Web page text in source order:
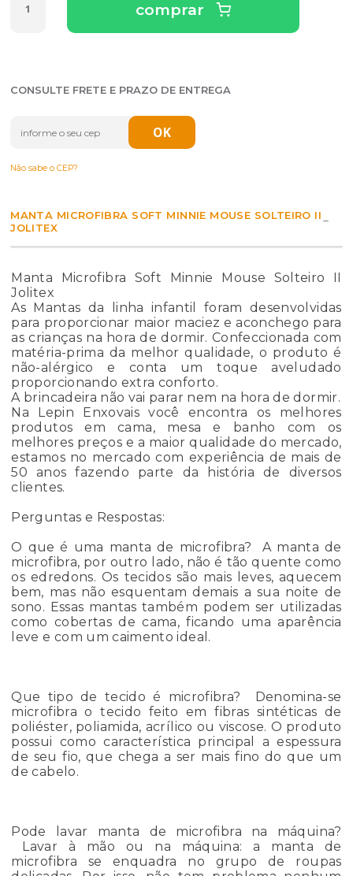
comprar
CONSULTE FRETE E PRAZO DE ENTREGA
Não sabe o CEP?
MANTA MICROFIBRA SOFT MINNIE MOUSE SOLTEIRO II
JOLITEX
Manta Microfibra Soft Minnie Mouse Solteiro II
Jolitex
As Mantas da linha infantil foram desenvolvidas
para proporcionar maior maciez e aconchego para
as crianças na hora de dormir. Confeccionada com
matéria-prima da melhor qualidade, o produto é
não-alérgico e conta um toque aveludado
proporcionando extra conforto.
A brincadeira não vai parar nem na hora de dormir.
Na Lepin Enxovais você encontra os melhores
produtos em cama, mesa e banho com os
melhores preços e a maior qualidade do mercado,
estamos no mercado com experiência de mais de
50 anos fazendo parte da história de diversos
clientes.
Perguntas e Respostas:
O que é uma manta de microfibra? A manta de
microfibra, por outro lado, não é tão quente como
os edredons. Os tecidos são mais leves, aquecem
bem, mas não esquentam demais a sua noite de
sono. Essas mantas também podem ser utilizadas
como cobertas de cama, ficando uma aparência
leve e com um caimento ideal.
Que tipo de tecido é microfibra? Denomina-se
microfibra o tecido feito em fibras sintéticas de
poliéster, poliamida, acrílico ou viscose. O produto
possui como característica principal a espessura
de seu fio, que chega a ser mais fino do que um
de cabelo.
Pode lavar manta de microfibra na máquina?
Lavar à mão ou na máquina: a manta de
microfibra se enquadra no grupo de roupas